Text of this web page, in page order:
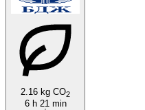
2.16 kg CO2
6 h 21 min